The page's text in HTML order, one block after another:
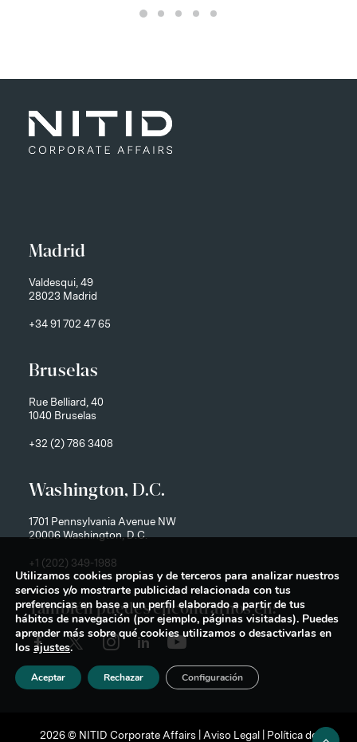
Madrid
Valdesqui, 49
28023 Madrid
+34 91 702 47 65
Bruselas
Rue Belliard, 40
1040 Bruselas
+32 (2) 786 3408
Washington, D.C.
1701 Pennsylvania Avenue NW
20006 Washington, D.C.
+1 (202) 349-1988
También puedes encontrarnos en:
2026 © NITID Corporate Affairs | Aviso Legal Política de
Utilizamos cookies propias y de terceros para analizar nuestros
servicios y/o mostrarte publicidad relacionada con tus
preferencias en base a un perfil elaborado a partir de tus
hábitos de navegación (por ejemplo, páginas visitadas). Puedes
aprender más sobre qué cookies utilizamos o desactivarlas en
los ajustes.
Aceptar Rechazar Configuración